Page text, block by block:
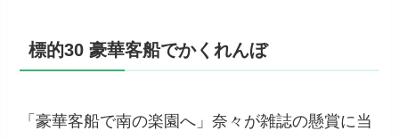
標的30 豪華客船でかくれんぼ
「豪華客船で南の楽園へ」奈々が雑誌の懸賞に当